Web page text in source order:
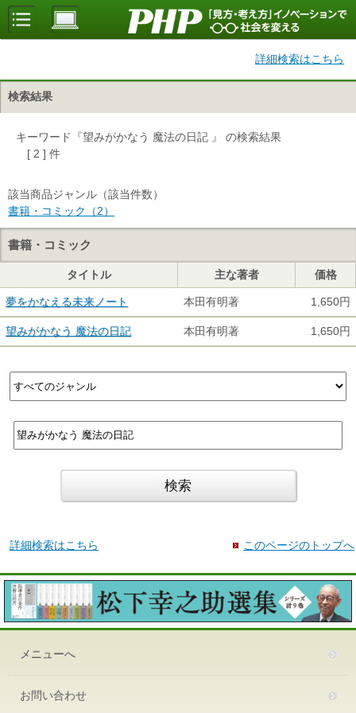
詳細検索はこちら
検索結果
キーワード『望みがかなう 魔法の日記 』 の検索結果
[ 2 ] 件
該当商品ジャンル（該当件数）
書籍・コミック（2）
書籍・コミック
タイトル 主な著者 価格
夢をかなえる未来ノート 本田有明著 1,650円
望みがかなう 魔法の日記 本田有明著 1,650円
詳細検索はこちら このページのトップへ
メニューへ
お問い合わせ